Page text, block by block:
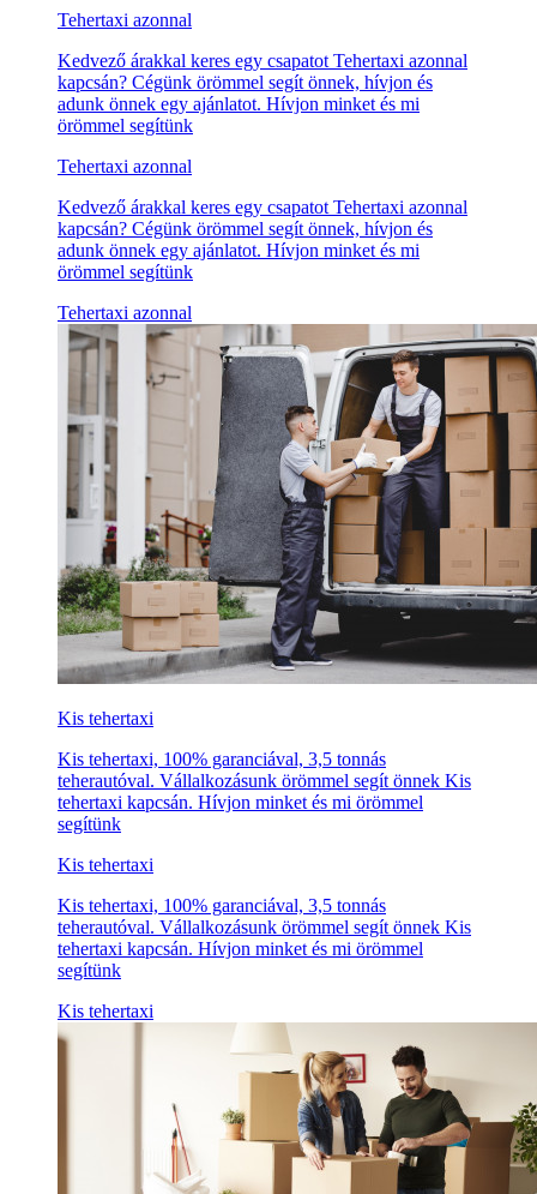
Tehertaxi azonnal
Kedvező árakkal keres egy csapatot Tehertaxi azonnal
kapcsán? Cégünk örömmel segít önnek, hívjon és
adunk önnek egy ajánlatot. Hívjon minket és mi
örömmel segítünk
Tehertaxi azonnal
Kedvező árakkal keres egy csapatot Tehertaxi azonnal
kapcsán? Cégünk örömmel segít önnek, hívjon és
adunk önnek egy ajánlatot. Hívjon minket és mi
örömmel segítünk
Tehertaxi azonnal
Kis tehertaxi
Kis tehertaxi, 100% garanciával, 3,5 tonnás
teherautóval. Vállalkozásunk örömmel segít önnek Kis
tehertaxi kapcsán. Hívjon minket és mi örömmel
segítünk
Kis tehertaxi
Kis tehertaxi, 100% garanciával, 3,5 tonnás
teherautóval. Vállalkozásunk örömmel segít önnek Kis
tehertaxi kapcsán. Hívjon minket és mi örömmel
segítünk
Kis tehertaxi